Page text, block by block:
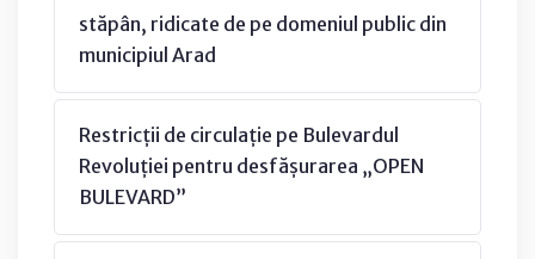
stăpân, ridicate de pe domeniul public din
municipiul Arad
Restricții de circulație pe Bulevardul
Revoluției pentru desfășurarea „OPEN
BULEVARD”